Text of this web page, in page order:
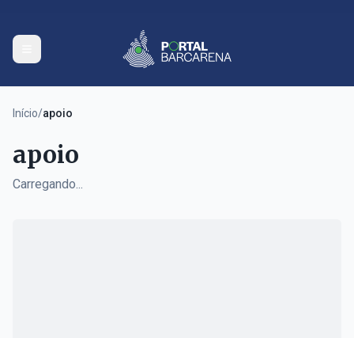
Início/apoio
apoio
Carregando...